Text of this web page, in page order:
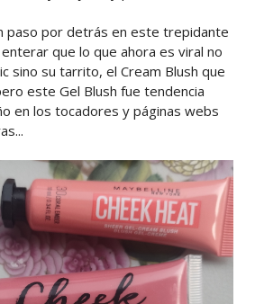
paso por detrás en este trepidante
que lo que ahora es viral no
sino su tarrito, el Cream Blush que
este Gel Blush fue tendencia
en los tocadores y páginas webs